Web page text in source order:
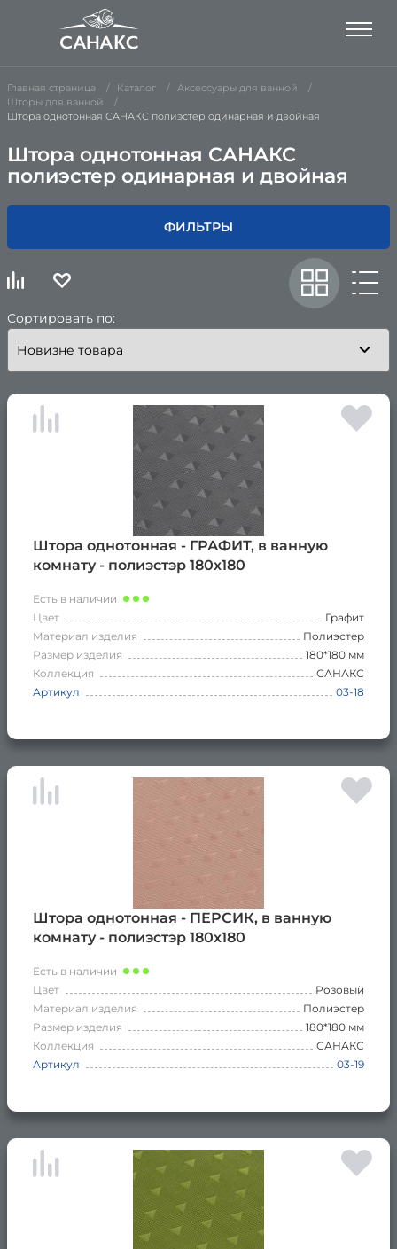
Главная страница Каталог
Аксессуары для ванной
Шторы для ванной
Штора однотонная САНАКС полиэстер одинарная и двойная
Штора однотонная САНАКС
полиэстер одинарная и двойная
ФИЛЬТРЫ
Сортировать по:
Штора однотонная - ГРАФИТ, в ванную
комнату - полиэстэр 180х180
Есть в наличии
Цвет
Графит
Материал изделия
Полиэстер
Размер изделия
180*180 мм
Коллекция
САНАКС
Артикул
03-18
Штора однотонная - ПЕРСИК, в ванную
комнату - полиэстэр 180х180
Есть в наличии
Цвет
Розовый
Материал изделия
Полиэстер
Размер изделия
180*180 мм
Коллекция
САНАКС
Артикул
03-19